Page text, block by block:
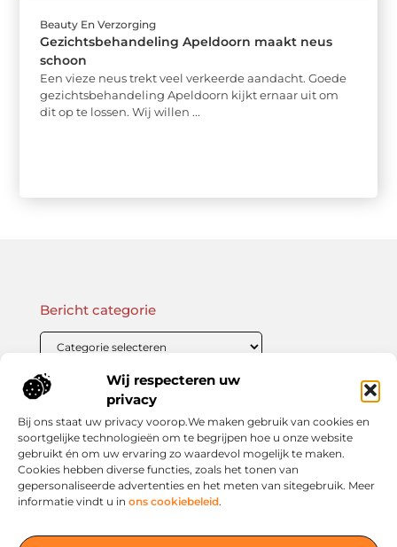
Wij respecteren uw
privacy
Bij ons staat uw privacy voorop.We maken gebruik van cookies en
soortgelijke technologieën om te begrijpen hoe u onze website
gebruikt én om uw ervaring zo waardevol mogelijk te maken.
Cookies hebben diverse functies, zoals het tonen van
gepersonaliseerde advertenties en het meten van sitegebruik. Meer
informatie vindt u in ons cookiebeleid.
Beauty En Verzorging
Gezichtsbehandeling Apeldoorn maakt neus
schoon
Een vieze neus trekt veel verkeerde aandacht. Goede
gezichtsbehandeling Apeldoorn kijkt ernaar uit om
dit op te lossen. Wij willen ...
Onze informatie
Bericht categorie